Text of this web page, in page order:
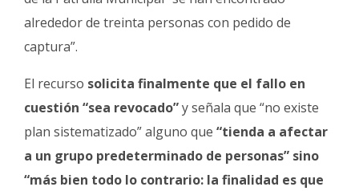
alrededor de treinta personas con pedido de
captura”.
El recurso solicita finalmente que el fallo en
cuestión “sea revocado”y señala que “no existe
plan sistematizado” alguno que “tienda a afectar
a un grupo predeterminado de personas” sino
“más bien todo lo contrario: la finalidad es que